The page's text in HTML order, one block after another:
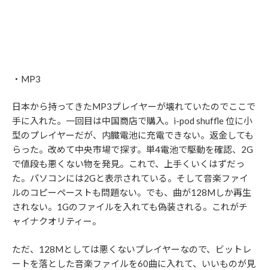
・MP3
日本から持ってきたMP3プレイヤーが壊れていたのでここで
手に入れた。一回目は中国商店で購入。i-pod shuffle 位に小
型のプレイヤーだが、内臓電池に充電できない。返金しても
らった。改めて中央市場で探す。単4電池で駆動を確認、2G
で値段も悪くない物を発見。これで、上手くいくはずだっ
た。パソコンには2Gと表示されている。そして音楽ファイ
ルのコピーペーストも問題ない。でも、曲が128Mしか再生
されない。1Gのファイルを入れても偽装される。これがチ
ャイナクオリティー。
ただ、128Mとしては悪くないプレイヤーなので、ビットレ
ートを落とした音楽ファイルを60曲に入れて、いいものが見